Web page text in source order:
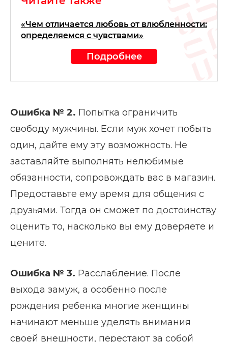
«Чем отличается любовь от влюбленности:
определяемся с чувствами»
Подробнее
Ошибка № 2. Попытка ограничить
свободу мужчины. Если муж хочет побыть
один, дайте ему эту возможность. Не
заставляйте выполнять нелюбимые
обязанности, сопровождать вас в магазин.
Предоставьте ему время для общения с
друзьями. Тогда он сможет по достоинству
оценить то, насколько вы ему доверяете и
цените.
Ошибка № 3. Расслабление. После
выхода замуж, а особенно после
рождения ребенка многие женщины
начинают меньше уделять внимания
своей внешности, перестают за собой